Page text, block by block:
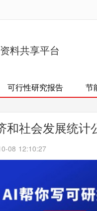
料共享平台
可行性研究报告 节
和社会发展统
08 12:10:27